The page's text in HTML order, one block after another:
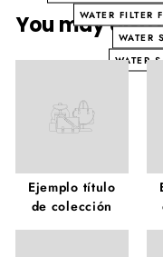
WATER FILTER
WATER
WATER
You may also
Ejemplo título
de colección